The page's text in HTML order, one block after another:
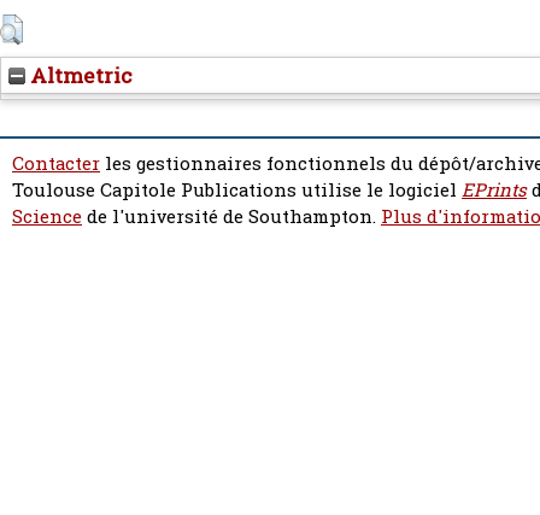
Altmetric
Contacter les gestionnaires fonctionnels du dépôt/
Toulouse Capitole Publications utilise le logiciel EPrints
Sciencede l'université de Southampton. Plus